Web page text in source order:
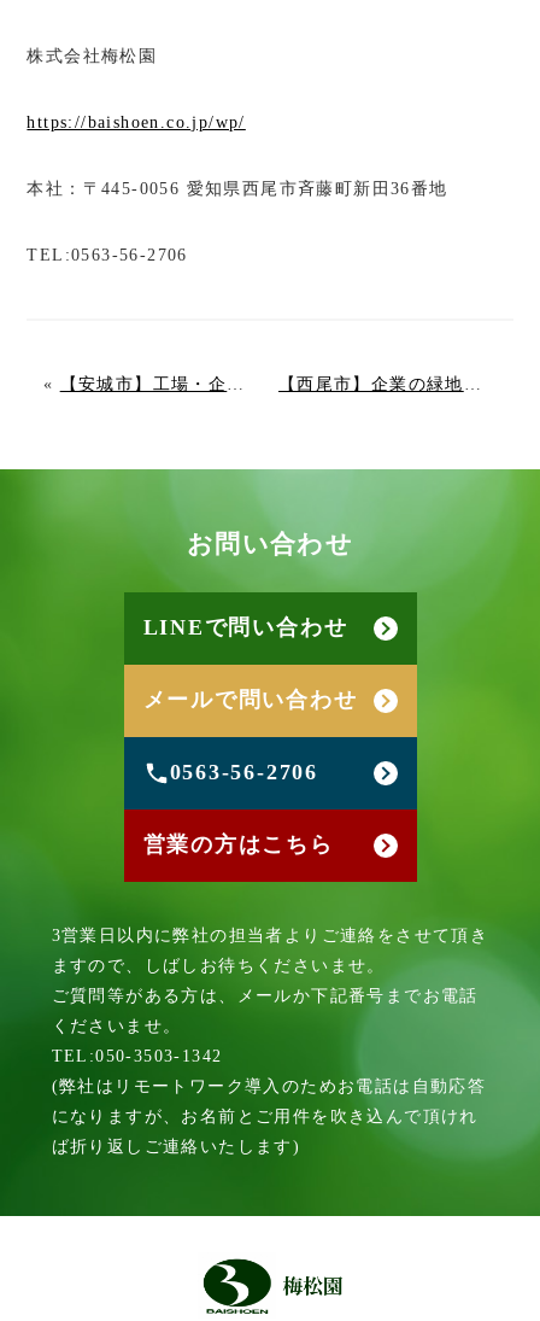
株式会社梅松園
https://baishoen.co.jp/wp/
本社：〒445-0056 愛知県西尾市斉藤町新田36番地
TEL:0563-56-2706
« 【安城市】工場・企業の造園業者選びで失敗しない3つのポイントとは？
お 問 い合わせ
LINEで問い合わせ
メールで問い合わせ
0563-56-2706
営業の方はこちら
3営業日以内に弊社の担当者よりご連絡をさせて頂き
ますので、しばしお待ちくださいませ。
ご質問等がある方は、メールか下記番号までお電話
くださいませ。
TEL:050-3503-1342
(弊社はリモートワーク導入のためお電話は自動応答
になりますが、お名前とご用件を吹き込んで頂けれ
ば折り返しご連絡いたします)